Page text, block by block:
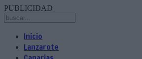
PUBLICIDAD
Inicio
Lanzarote